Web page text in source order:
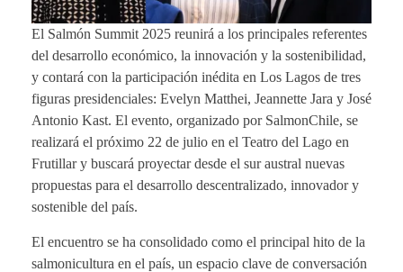
El Salmón Summit 2025 reunirá a los principales referentes
del desarrollo económico, la innovación y la sostenibilidad,
y contará con la participación inédita en Los Lagos de tres
figuras presidenciales: Evelyn Matthei, Jeannette Jara y José
Antonio Kast. El evento, organizado por SalmonChile, se
realizará el próximo 22 de julio en el Teatro del Lago en
Frutillar y buscará proyectar desde el sur austral nuevas
propuestas para el desarrollo descentralizado, innovador y
sostenible del país.
El encuentro se ha consolidado como el principal hito de la
salmonicultura en el país, un espacio clave de conversación